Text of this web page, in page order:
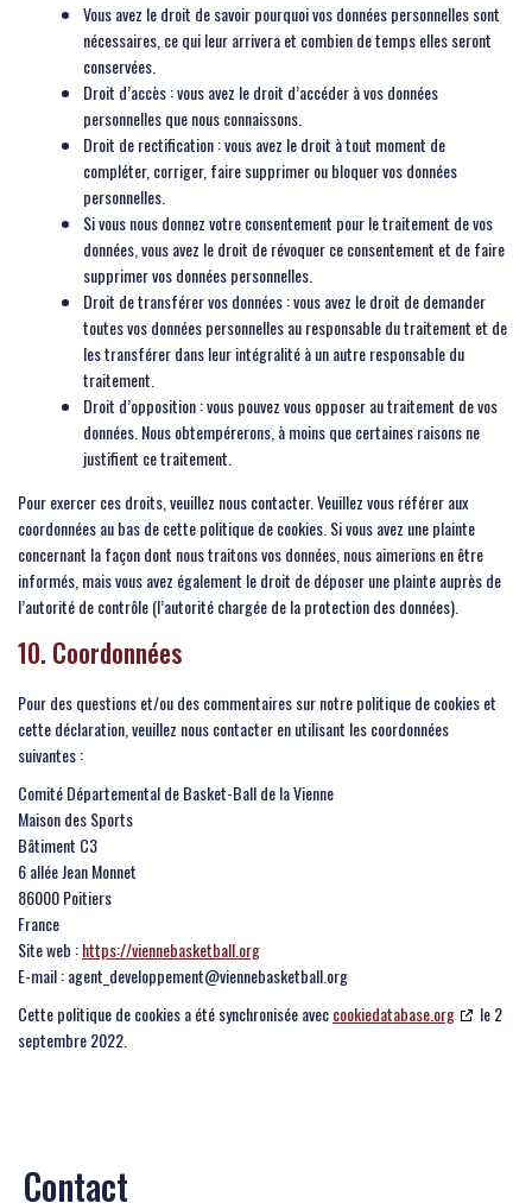
Vous avez le droit de savoir pourquoi vos données personnelles sont
nécessaires, ce qui leur arrivera et combien de temps elles seront
conservées.
Droit d’accès : vous avez le droit d’accéder à vos données
personnelles que nous connaissons.
Droit de rectification : vous avez le droit à tout moment de
compléter, corriger, faire supprimer ou bloquer vos données
personnelles.
Si vous nous donnez votre consentement pour le traitement de vos
données, vous avez le droit de révoquer ce consentement et de faire
supprimer vos données personnelles.
Droit de transférer vos données : vous avez le droit de demander
toutes vos données personnelles au responsable du traitement et de
les transférer dans leur intégralité à un autre responsable du
traitement.
Droit d’opposition : vous pouvez vous opposer au traitement de vos
données. Nous obtempérerons, à moins que certaines raisons ne
justifient ce traitement.
Pour exercer ces droits, veuillez nous contacter. Veuillez vous référer aux
coordonnées au bas de cette politique de cookies. Si vous avez une plainte
concernant la façon dont nous traitons vos données, nous aimerions en être
informés, mais vous avez également le droit de déposer une plainte auprès de
l’autorité de contrôle (l’autorité chargée de la protection des données).
10. Coordonnées
Pour des questions et/ou des commentaires sur notre politique de cookies et
cette déclaration, veuillez nous contacter en utilisant les coordonnées
suivantes :
Comité Départemental de Basket-Ball de la Vienne
Maison des Sports
Bâtiment C3
6 allée Jean Monnet
86000 Poitiers
France
Site web :https://viennebasketball.org
E-mail :agent_developpement@viennebasketball.org
Cette politique de cookies a été synchronisée aveccookiedatabase.org
le 2
septembre 2022.
Contact